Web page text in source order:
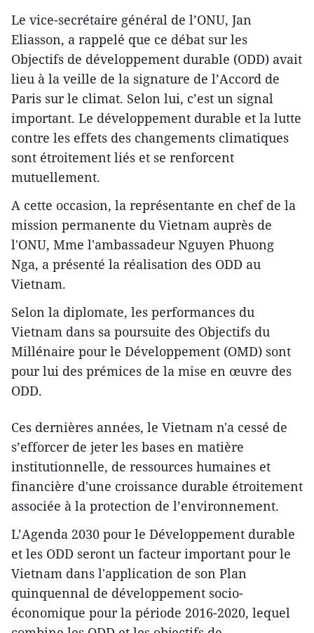
Le vice-secrétaire général de l’ONU, Jan
Eliasson, a ​rappelé que ​ce débat sur les
Objectifs de développement durable (ODD) ​avait
lieu à la veille de la signature de l’Accord de
Paris sur le climat. Selon lui, c’est un signal
important. Le développement durable et la lutte
contre les effets des changements climatiques
sont étroitement liés et se renforcent
mutuellement.
A cette occasion, la représentante en chef de la
mission permanente du Vietnam auprès de
l'ONU, Mme l'ambassadeur Nguyen Phuong
Nga, a présenté la réalisation des ODD au
Vietnam.
Selon la diplomate, les performances du
Vietnam dans ​sa poursuite des Objectifs du
Millénaire pour le ​Développement (OMD) sont ​
pour lui des prémices ​de la mise en œuvre des
ODD.
Ces dernières années, le Vietnam n'a cessé de
s’efforcer de jeter les bases en matière
institutionnelle, de ressources humaines et
financière ​d'une croissance durable étroitement
associée à la protection de l’environnement.
L’​Agenda 2030 pour le Développement durable
et les ODD ​seront ​un facteur important pour le
Vietnam dans l'application de son Plan
quinquennal de développement socio-
économique pour la période 2016-2020, lequel